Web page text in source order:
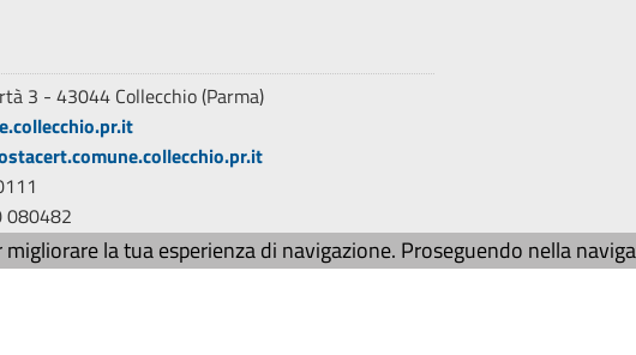
3 - 43044 Collecchio (Parma)
080482
la tua esperienza di navigazione. Proseguendo nella